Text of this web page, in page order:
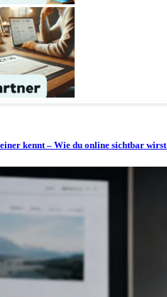
kennt – Wie du online sichtbar